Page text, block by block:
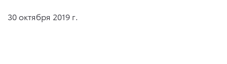
30 октября 2019 г.